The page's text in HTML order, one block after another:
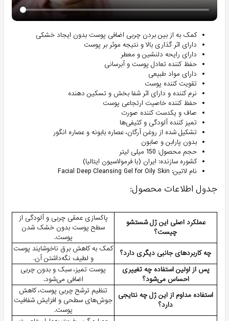
کمک به از بین بردن چربی اضافی پوست بدون ایجاد خشکی
دارای اثر گذاری بالا و نتیجه موثر بر پوست
دارای رایحه دلنشین و معطر
حفظ کننده تعادل پوست و آبرسانی
دارای مواد طبیعی
تقویت کننده پوست
نرم کننده و دارای اثر شفا بخش و تسکین دهنده
حفظ کننده خاصیت ارتجاعی پوست
صاف و یکدست کننده صورت
تمیز کننده آلودگی و کثیفی‌ها
تشکیل شده از روغن آرگان، عصاره بابونه و عصاره انگور
بدون پارابن و صابون
حجم محصول: 150 میلی لیتر
کشوره سازنده: ایران (با فرمولاسیون ایتالیا)
نام لاتین: Facial Deep Cleansing Gel for Oily Skin
جدول اطلاعات محصول:
عملکرد اصلی این ژل شستشو
چیست؟
پاکسازی عمقی چربی و آلودگی از
سطح پوست بدون خشک شدن
پوست.
چه کاربردهای جانبی دیگری دارد؟
کمک به کاهش برق ناخوشایند پوست
و لطیف نگه‌داشتن آن.
پس از اولین استفاده چه تغییری
احساس می‌شود؟
پوست تمیز، سبک و بدون چربی
اضافی می‌شود.
استفاده مداوم از این ژل چه نتایجی
دارد؟
تنظیم ترشح چربی پوست، کاهش
جوش‌های سطحی و افزایش شفافیت
پوست.